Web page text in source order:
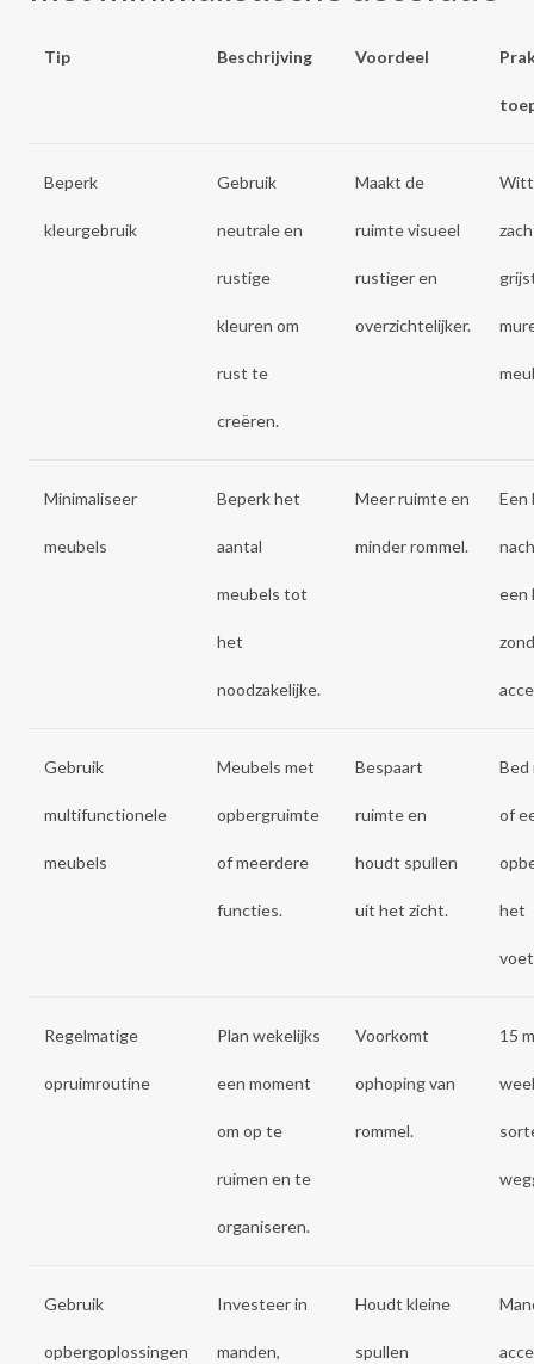
Tip Beschrijving Voordeel
Beperk
kleurgebruik
Gebruik
neutrale en
rustige
kleuren om
rust te
creëren.
Maakt de
ruimte visueel
rustiger en
overzichtelijker.
Minimaliseer
meubels
Beperk het
aantal
meubels tot
het
noodzakelijke.
Meer ruimte en
minder rommel.
Een
een
Gebruik
multifunctionele
meubels
Meubels met
opbergruimte
of meerdere
functies.
Bespaart
ruimte en
houdt spullen
uit het zicht.
Bed
of
het
Regelmatige
opruimroutine
Plan wekelijks
een moment
om op te
ruimen en te
organiseren.
Voorkomt
ophoping van
rommel.
15
Gebruik
opbergoplossingen
Investeer in
manden,
Houdt kleine
spullen